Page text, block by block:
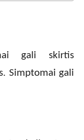
gali skirtis
Simptomai gali